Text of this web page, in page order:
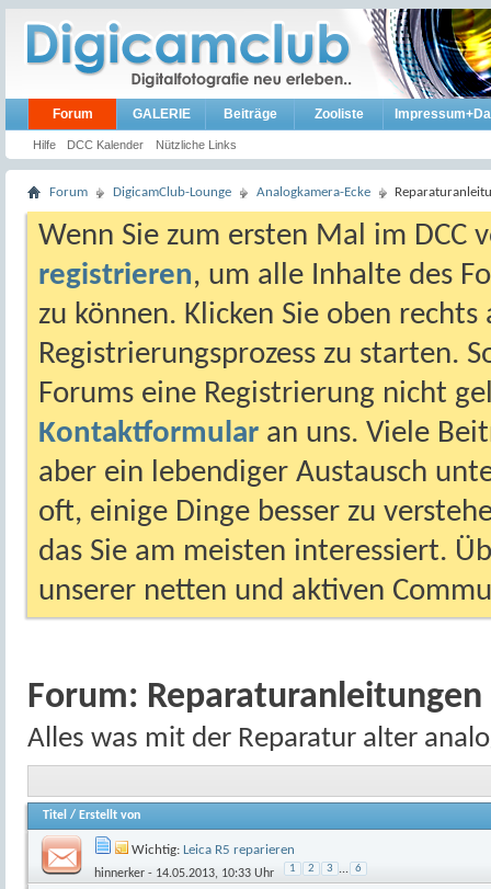
Forum
Hilfe DCC Kalender Nützliche Links
GALERIE Beiträge Zooliste
Forum DigicamClub-Lounge Analogkamera-Ecke
Wenn Sie zum ersten Mal im DCC
registrieren, um alle Inhalte des
zu können. Klicken Sie oben
Registrierungsprozess zu starten.
Forums eine Registrierung nicht
Kontaktformular an uns. Viele
aber ein lebendiger Austausch
oft, einige Dinge besser zu
das Sie am meisten interessiert.
unserer netten und aktiven
Forum: Reparaturanleitungen
Alles was mit der Reparatur alter
Titel / Erstellt von
Wichtig: Leica R5 reparieren
hinnerker - 14.05.2013, 10:33 Uhr 1 2 3 ... 6